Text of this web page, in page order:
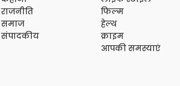
राजनीति
समाज
संपादकीय
फिल्म
हेल्थ
क्राइम
आपकी समस्याएं